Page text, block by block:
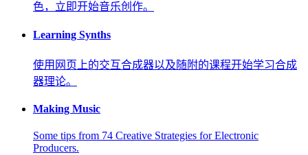
色，立即开始音乐创作。
Learning Synths
使用网页上的交互合成器以及随附的课程开始学习合成
器理论。
Making Music
Some tips from 74 Creative Strategies for Electronic
Producers.